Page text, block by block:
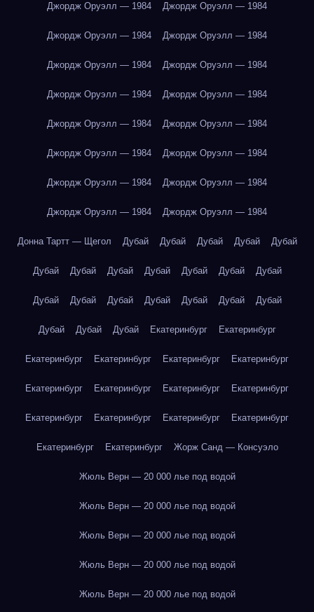
Джордж Оруэлл — 1984 Джордж Оруэлл — 1984
Джордж Оруэлл — 1984 Джордж Оруэлл — 1984
Джордж Оруэлл — 1984 Джордж Оруэлл — 1984
Джордж Оруэлл — 1984 Джордж Оруэлл — 1984
Джордж Оруэлл — 1984 Джордж Оруэлл — 1984
Джордж Оруэлл — 1984 Джордж Оруэлл — 1984
Джордж Оруэлл — 1984 Джордж Оруэлл — 1984
Джордж Оруэлл — 1984 Джордж Оруэлл — 1984
Донна Тартт — Щегол Дубай Дубай Дубай Дубай Дубай
Дубай Дубай Дубай Дубай Дубай Дубай Дубай
Дубай Дубай Дубай Дубай Дубай Дубай Дубай
Дубай Дубай Дубай Екатеринбург Екатеринбург
Екатеринбург Екатеринбург Екатеринбург Екатеринбург
Екатеринбург Екатеринбург Екатеринбург Екатеринбург
Екатеринбург Екатеринбург Екатеринбург Екатеринбург
Екатеринбург Екатеринбург Жорж Санд — Консуэло
Жюль Верн — 20 000 лье под водой
Жюль Верн — 20 000 лье под водой
Жюль Верн — 20 000 лье под водой
Жюль Верн — 20 000 лье под водой
Жюль Верн — 20 000 лье под водой